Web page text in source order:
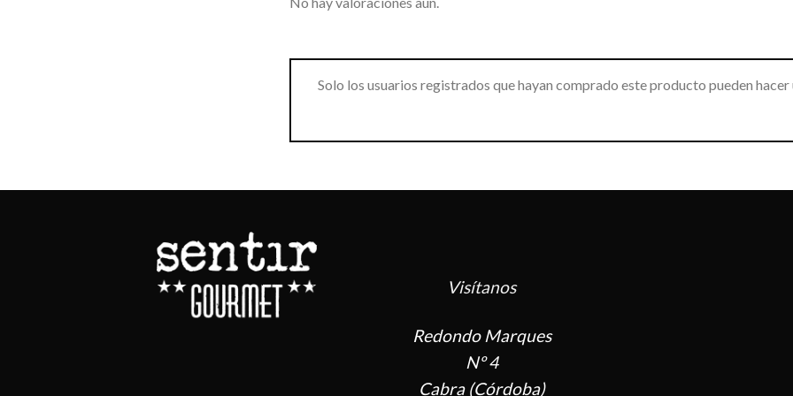
Solo los usuarios registrados que hayan comprado este producto pueden hacer
Visítanos
Redondo Marques
Nº 4
Cabra (Córdoba)